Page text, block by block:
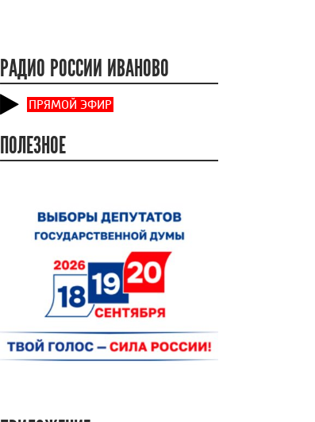
РАДИО РОССИИ ИВАНОВО
ПРЯМОЙ ЭФИР
ПОЛЕЗНОЕ